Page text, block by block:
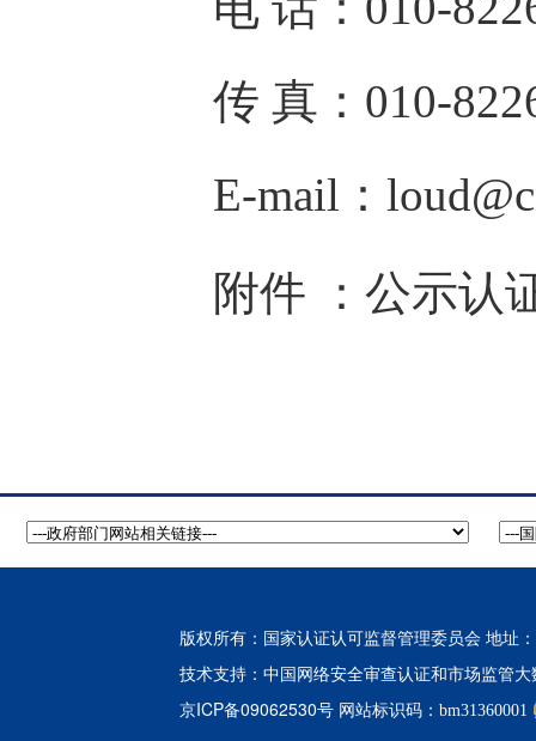
传 真：010-
E-mail：
附件 ： 公示认
版权所有：国家认证认可监督管理委员会 地址
技术支持： 中国网络安全审查认证和市场监管
京ICP备09062530号 网站标识码：bm31360001